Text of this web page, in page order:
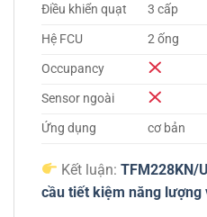
Điều khiển quạt
3 cấp
Hệ FCU
2 ống
Occupancy
Sensor ngoài
Ứng dụng
cơ bản
Kết luận:TFM228KN/
cầu tiết kiệm năng lượng